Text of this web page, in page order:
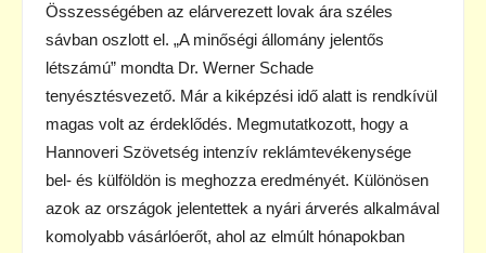
Összességében az elárverezett lovak ára széles
sávban oszlott el. „A minőségi állomány jelentős
létszámú” mondta Dr. Werner Schade
tenyésztésvezető. Már a kiképzési idő alatt is rendkívül
magas volt az érdeklődés. Megmutatkozott, hogy a
Hannoveri Szövetség intenzív reklámtevékenysége
bel- és külföldön is meghozza eredményét. Különösen
azok az országok jelentettek a nyári árverés alkalmával
komolyabb vásárlóerőt, ahol az elmúlt hónapokban